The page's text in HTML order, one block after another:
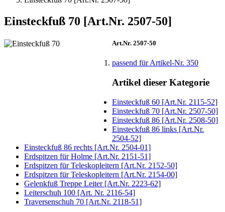
Einsteckfuß 70 [Art.Nr. 2507-50]
Art.Nr. 2507-50
passend für Artikel-Nr. 350
Artikel dieser Kategorie
Einsteckfuß 60 [Art.Nr. 2115-52]
Einsteckfuß 70 [Art.Nr. 2507-50]
Einsteckfuß 86 [Art.Nr. 2508-50]
Einsteckfuß 86 links [Art.Nr.
2504-52]
Einsteckfuß 86 rechts [Art.Nr. 2504-01]
Erdspitzen für Holme [Art.Nr. 2151-51]
Erdspitzen für Teleskopleitern [Art.Nr. 2152-50]
Erdspitzen für Teleskopleitern [Art.Nr. 2154-00]
Gelenkfuß Treppe Leiter [Art.Nr. 2223-62]
Leiterschuh 100 [Art. Nr. 2116-54]
Traversenschuh 70 [Art.Nr. 2118-51]